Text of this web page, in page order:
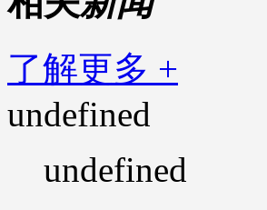
了解更多 +
undefined
undefined